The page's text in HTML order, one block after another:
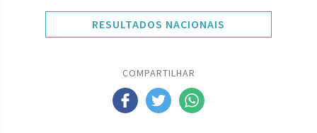
RESULTADOS NACIONAIS
COMPARTILHAR